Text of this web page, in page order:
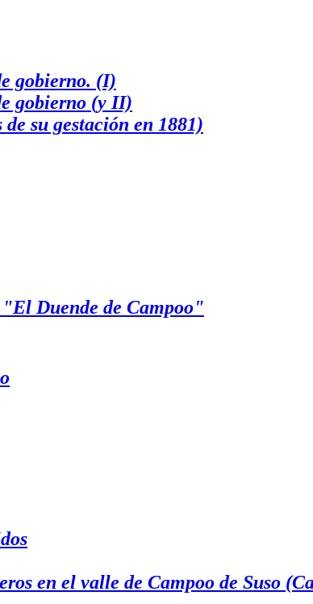
gobierno. (I)
gobierno (y II)
su gestación en 1881)
Duende de Campoo"
en el valle de Campoo de Suso